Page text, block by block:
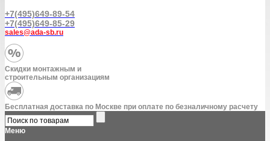
+7(495)649-89-54
+7(495)649-85-29
sales@ada-sb.ru
Скидки монтажным и
строительным организациям
Бесплатная доставка по Москве при оплате по безналичному расчету
Меню